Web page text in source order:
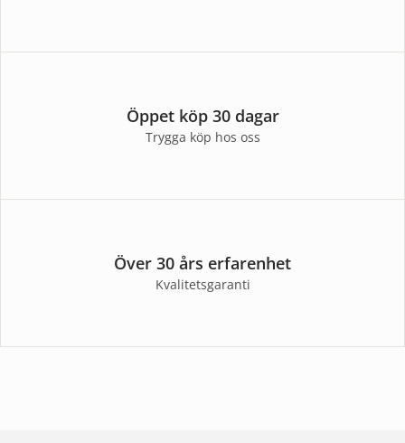
Öppet köp 30 dagar
Trygga köp hos oss
Över 30 års erfarenhet
Kvalitetsgaranti